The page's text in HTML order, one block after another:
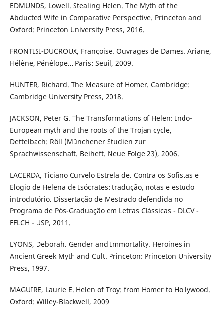
EDMUNDS, Lowell. Stealing Helen. The Myth of the
Abducted Wife in Comparative Perspective. Princeton and
Oxford: Princeton University Press, 2016.
FRONTISI-DUCROUX, Françoise. Ouvrages de Dames. Ariane,
Hélène, Pénélope… Paris: Seuil, 2009.
HUNTER, Richard. The Measure of Homer. Cambridge:
Cambridge University Press, 2018.
JACKSON, Peter G. The Transformations of Helen: Indo-
European myth and the roots of the Trojan cycle,
Dettelbach: Röll (Münchener Studien zur
Sprachwissenschaft. Beiheft. Neue Folge 23), 2006.
LACERDA, Ticiano Curvelo Estrela de. Contra os Sofistas e
Elogio de Helena de Isócrates: tradução, notas e estudo
introdutório. Dissertação de Mestrado defendida no
Programa de Pós-Graduação em Letras Clássicas - DLCV -
FFLCH - USP, 2011.
LYONS, Deborah. Gender and Immortality. Heroines in
Ancient Greek Myth and Cult. Princeton: Princeton University
Press, 1997.
MAGUIRE, Laurie E. Helen of Troy: from Homer to Hollywood.
Oxford: Willey-Blackwell, 2009.